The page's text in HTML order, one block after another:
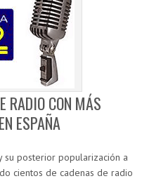
RADIO CON MÁS
ESPAÑA
posterior popularización a
cientos de cadenas de radio